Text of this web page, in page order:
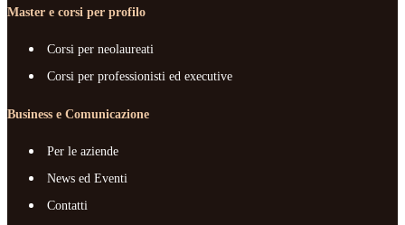
Master e corsi per profilo
Corsi per neolaureati
Corsi per professionisti ed executive
Business e Comunicazione
Per le aziende
News ed Eventi
Contatti